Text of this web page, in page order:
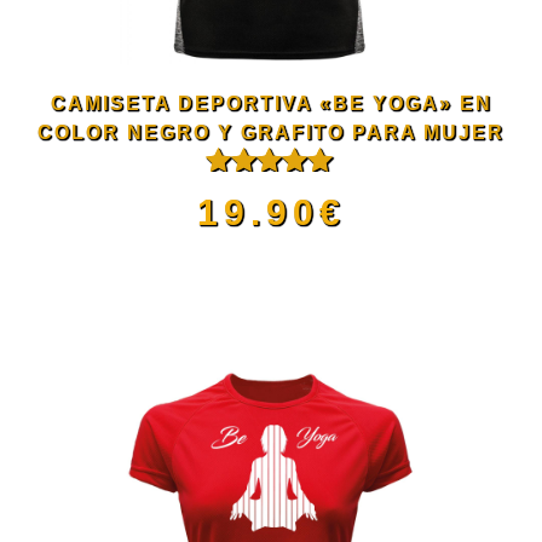
opciones
se
pueden
elegir
página
de
CAMISETA DEPORTIVA «BE YOGA» EN
COLOR NEGRO Y GRAFITO PARA MUJER
Valorado
con5.00de
19.90€
tiene
múltiples